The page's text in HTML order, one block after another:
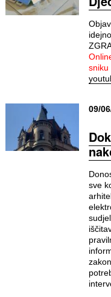
sniku
09/
sve